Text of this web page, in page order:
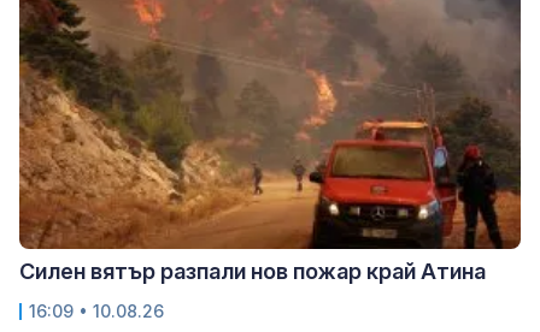
Силен вятър разпали нов пожар край Атина
16:09 • 10.08.26